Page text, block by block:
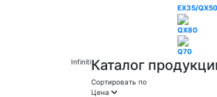
EX35/QX50
QX80
Q70
InfinitiКаталог
Сортировать по
Цена